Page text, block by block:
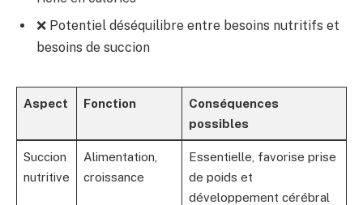
❌ Potentiel déséquilibre entre besoins nutritifs et
besoins de succion
Aspect Fonction
Conséquences
possibles
Succion
nutritive
Alimentation,
croissance
Essentielle, favorise prise
de poids et
développement cérébral